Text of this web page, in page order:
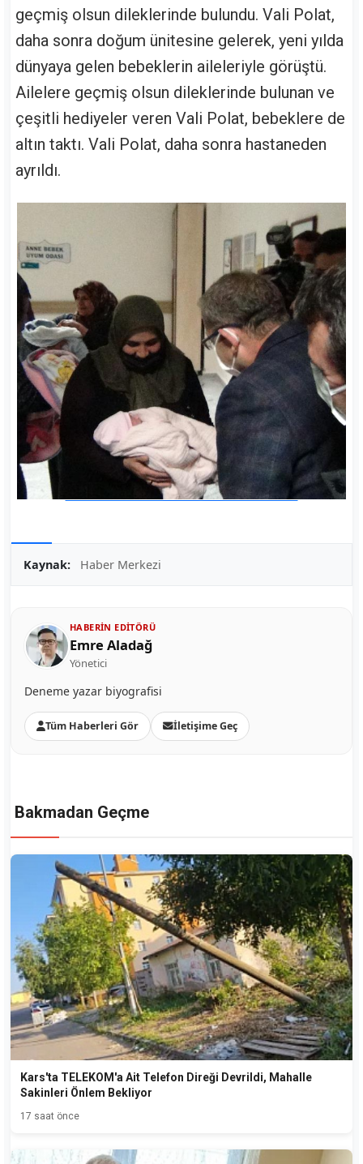
geçmiş olsun dileklerinde bulundu. Vali Polat,
daha sonra doğum ünitesine gelerek, yeni yılda
dünyaya gelen bebeklerin aileleriyle görüştü.
Ailelere geçmiş olsun dileklerinde bulunan ve
çeşitli hediyeler veren Vali Polat, bebeklere de
altın taktı. Vali Polat, daha sonra hastaneden
ayrıldı.
Kaynak: Haber Merkezi
HABERIN EDITÖRÜ
Emre Aladağ
Yönetici
Deneme yazar biyografisi
Tüm Haberleri Gör İletişime Geç
Bakmadan Geçme
Kars'ta TELEKOM'a Ait Telefon Direği Devrildi, Mahalle
Sakinleri Önlem Bekliyor
17 saat önce